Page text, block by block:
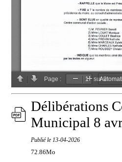
Délibérations
Municipal 8
Publié le 13-04-2026
72.86Mo